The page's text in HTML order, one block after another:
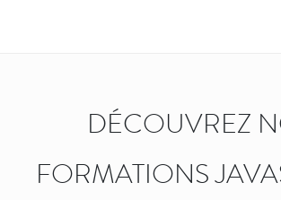
DÉCOUVREZ
FORMATIONS